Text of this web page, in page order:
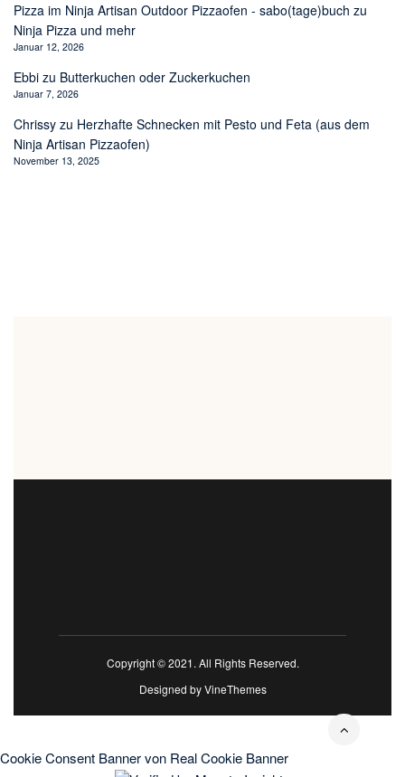
Pizza im Ninja Artisan Outdoor Pizzaofen - sabo(tage)buch zu
Ninja Pizza und mehr
Januar 12, 2026
Ebbi zu Butterkuchen oder Zuckerkuchen
Januar 7, 2026
Chrissy zu Herzhafte Schnecken mit Pesto und Feta (aus dem
Ninja Artisan Pizzaofen)
November 13, 2025
Copyright © 2021. All Rights Reserved.
Designed byVineThemes
Cookie Consent Banner von Real Cookie Banner